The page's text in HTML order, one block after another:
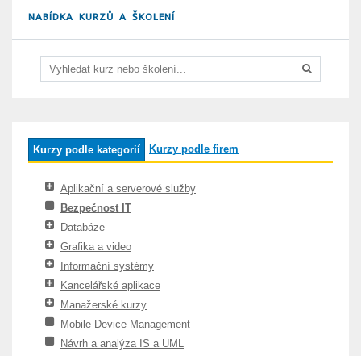
NABÍDKA KURZŮ A ŠKOLENÍ
Kurzy podle kategorií Kurzy podle firem
Aplikační a serverové služby
Bezpečnost IT
Databáze
Grafika a video
Informační systémy
Kancelářské aplikace
Manažerské kurzy
Mobile Device Management
Návrh a analýza IS a UML